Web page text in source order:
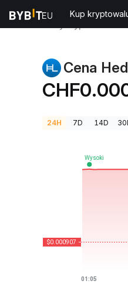
Kup
Cena
24H 7D 14D